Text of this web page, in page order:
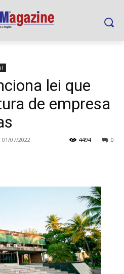
lei que
de empresa
01/07/2022 0
4494